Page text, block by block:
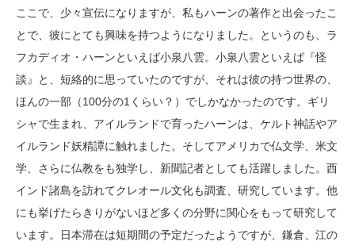
ここで、少々宣伝になりますが、私もハーンの著作と出会ったこ
とで、彼にとても興味を持つようになりました。というのも、ラ
フカディオ・ハーンといえば小泉八雲。小泉八雲といえば『怪
談』と、短絡的に思っていたのですが、それは彼の持つ世界の、
ほんの一部（100分の1くらい？）でしかなかったのです。ギリ
シャで生まれ、アイルランドで育ったハーンは、ケルト神話やア
イルランド妖精譚に触れました。そしてアメリカで仏文学、米文
学、さらに仏教をも独学し、新聞記者としても活躍しました。西
インド諸島を訪れてクレオール文化も調査、研究しています。他
にも挙げたらきりがないほど多くの分野に関心をもって研究して
います。日本滞在は短期間の予定だったようですが、鎌倉、江の